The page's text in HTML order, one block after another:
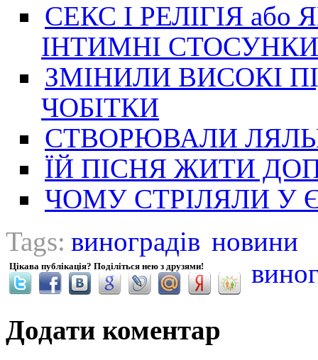
CЕКС І РЕЛІГІЯ
ІНТИМНІ
ЗМІНИЛИ ВИСОКІ
ЧОБІТКИ
СТВОРЮВАЛИ
ЇЙ ПІСНЯ ЖИТИ
ЧОМУ СТРІЛЯЛИ У
Tags: виноградів новини
Цікава публікація? Поділіться нею з друзями!
Додати коментар